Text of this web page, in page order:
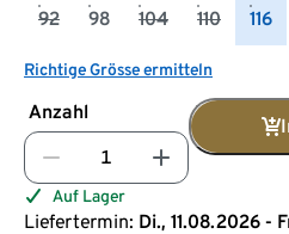
92 98 104 110 116
Richtige Grösse ermitteln
Anzahl
Auf Lager
Liefertermin: Di., 11.08.2026 -